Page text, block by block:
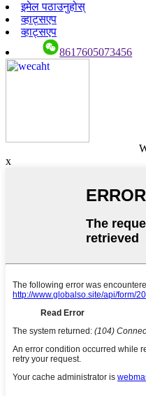
इमेल पठाउनुहोस्
व्हाट्सएप
व्हाट्सएप
8617605073456
x